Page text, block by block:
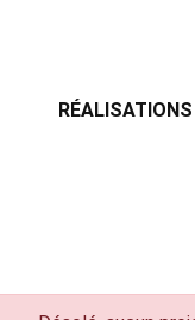
RÉALISATIONS